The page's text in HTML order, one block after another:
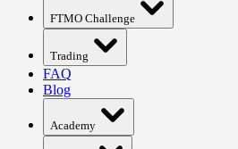
FTMO Challenge
Trading
FAQ
Blog
Academy